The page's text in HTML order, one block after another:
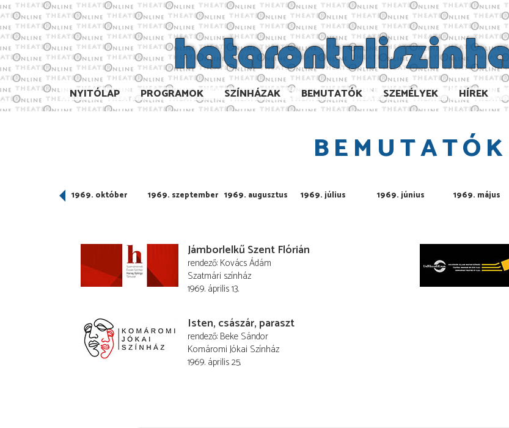
NYITÓLAP PROGRAMOK SZÍNHÁZAK BEMUTATÓK SZEMÉLYEK HÍREK
BEMUTATÓK
1969. október 1969. szeptember 1969. augusztus 1969. július 1969. június 1969. május
Jámborlelkű Szent Flórián
rendező Kovács Ádám
Szatmári színház
1969. április 13.
Isten, császár, paraszt
rendező Beke Sándor
Komáromi Jókai Színház
1969. április 25.